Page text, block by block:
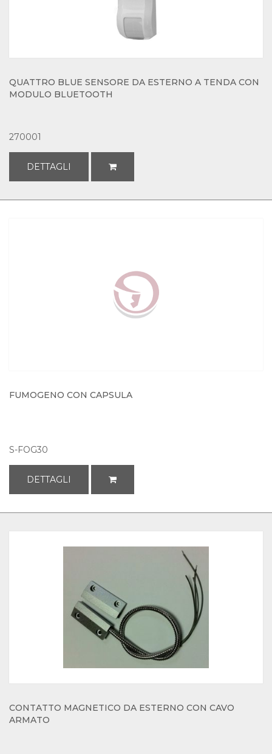
QUATTRO BLUE SENSORE DA ESTERNO A TENDA CON
MODULO BLUETOOTH
270001
DETTAGLI
FUMOGENO CON CAPSULA
S-FOG30
DETTAGLI
CONTATTO MAGNETICO DA ESTERNO CON CAVO
ARMATO